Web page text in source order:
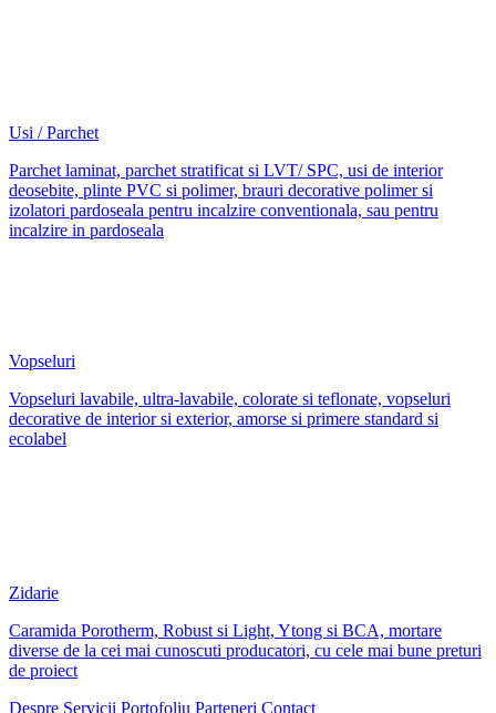
Usi / Parchet
Parchet laminat, parchet stratificat si LVT/ SPC, usi de interior
deosebite, plinte PVC si polimer, brauri decorative polimer si
izolatori pardoseala pentru incalzire conventionala, sau pentru
incalzire in pardoseala
Vopseluri
Vopseluri lavabile, ultra-lavabile, colorate si teflonate, vopseluri
decorative de interior si exterior, amorse si primere standard si
ecolabel
Zidarie
Caramida Porotherm, Robust si Light, Ytong si BCA, mortare
diverse de la cei mai cunoscuti producatori, cu cele mai bune preturi
de proiect
Despre Servicii Portofoliu Parteneri Contact